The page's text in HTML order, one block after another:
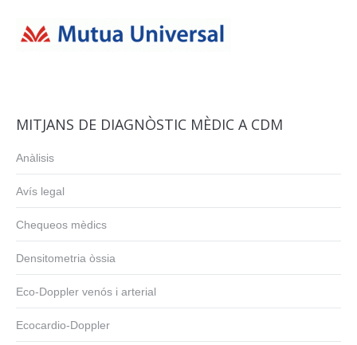
MITJANS DE DIAGNÒSTIC MÈDIC A CDM
Anàlisis
Avís legal
Chequeos mèdics
Densitometria òssia
Eco-Doppler venós i arterial
Ecocardio-Doppler